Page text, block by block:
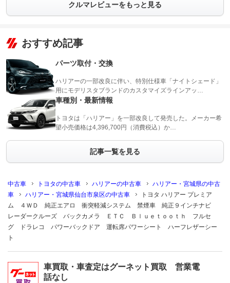
クルマレビューをもっと見る
おすすめ記事
パーツ取付・交換
ハリアーの一部改良に伴い、特別仕様車「ナイトシェード」
用にモデリスタブランドのカスタマイズラインアッ…
車種別・最新情報
トヨタは「ハリアー」を一部改良して発売した。メーカー希
望小売価格は4,396,700円（消費税込）か…
記事一覧を見る
中古車 トヨタの中古車 ハリアーの中古車
ハリアー・宮城県の中古
車
ハリアー・宮城県仙台市泉区の中古車
トヨタ ハリアー プレミア
ム ４ＷＤ 純正エアロ 衝突軽減システム 禁煙車 純正９インチナビ
レーダークルーズ バックカメラ ＥＴＣ Ｂｌｕｅｔｏｏｔｈ フルセ
グ ドラレコ パワーバックドア 運転席パワーシート ハーフレザーシー
ト
車買取・車査定はグーネット買取 営業電
話なし